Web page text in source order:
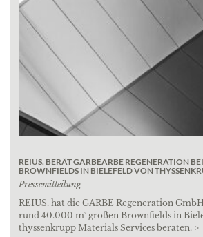
REIUS. BERÄT GARBEARBE REGENERATION
BROWNFIELDS IN BIELEFELD VON
Pressemitteilung
REIUS. hat die GARBE Regeneration
rund 40.000 m² großen Brownfields in
thyssenkrupp Materials Services beraten. >